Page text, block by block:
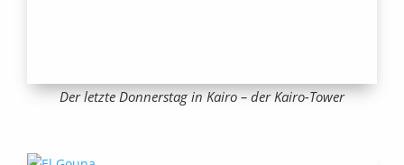
Der letzte Donnerstag in Kairo – der Kairo-Tower